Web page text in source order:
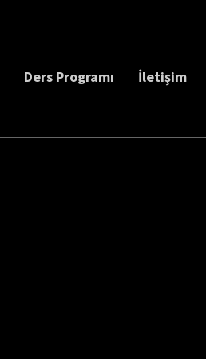
Ders Programı İletişim